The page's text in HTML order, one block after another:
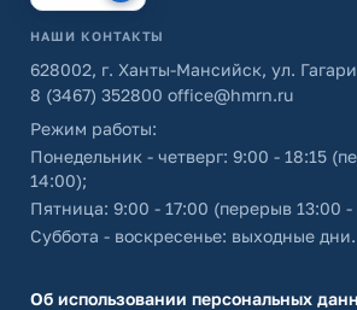
НАШИ КОНТАКТЫ
628002, г. Ханты-Мансийск, ул.
8 (3467) 352800 office@hmrn.ru
Режим работы:
Понедельник - четверг: 9:00 - 18:15
14:00);
Пятница: 9:00 - 17:00 (перерыв 13:00 -
Суббота - воскресенье: выходные дни.
Об использовании персональных